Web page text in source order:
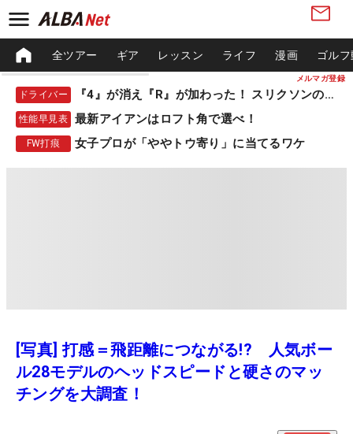
メルマガ登録
全ツアー ギア レッスン ライフ 漫画 ゴル
ドライバー 『4』が消え『R』が加わった！ スリクソンの新作
性能早見表 最新アイアンはロフト角で選べ！
FW打痕 女子プロが「ややトウ寄り」に当てるワケ
[写真] 打感＝飛距離につながる!? 人気ボー
ル28モデルのヘッドスピードと硬さのマッ
チングを大調査！